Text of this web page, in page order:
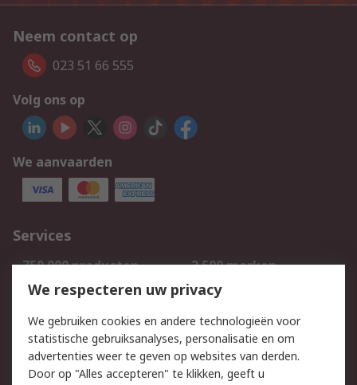
Neem contact op
023 51 66 555
Volg ons op
We aanvaarden
Services
750.000 producten
2.500 merken
Bestellen
Inkoopoplossingen
Track & Trace
Wettelijk
We respecteren uw privacy
We gebruiken cookies en andere technologieën voor
statistische gebruiksanalyses, personalisatie en om
advertenties weer te geven op websites van derden.
Door op "Alles accepteren" te klikken, geeft u